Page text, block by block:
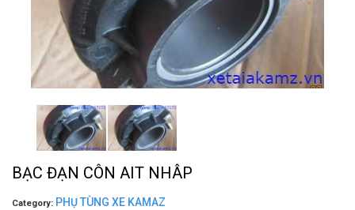
BẠC ĐẠN CÔN AIT NHÂP
Category: PHỤ TÙNG XE KAMAZ